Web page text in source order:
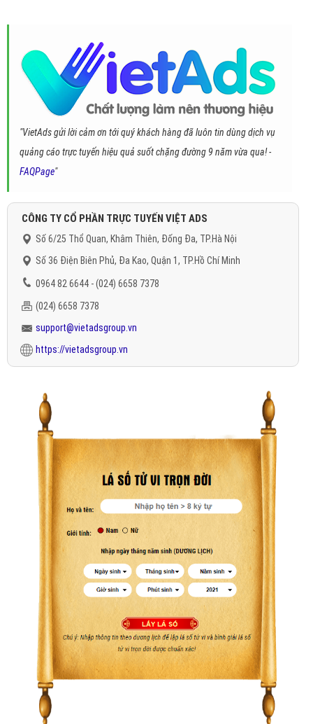
"VietAds gửi lời cảm ơn tới quý khách hàng đã luôn tin dùng dịch vụ
quảng cáo trực tuyến hiệu quả suốt chặng đường 9 năm vừa qua! -
FAQPage"
CÔNG TY CỔ PHẦN TRỰC TUYẾN VIỆT ADS
Số 6/25 Thổ Quan, Khâm Thiên, Đống Đa, TP.Hà Nội
Số 36 Điện Biên Phủ, Đa Kao, Quận 1, TP.Hồ Chí Minh
0964 82 6644 - (024) 6658 7378
(024) 6658 7378
support@vietadsgroup.vn
https://vietadsgroup.vn